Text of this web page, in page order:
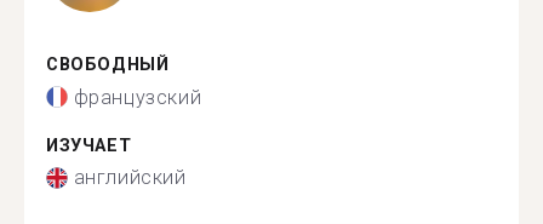
СВОБОДНЫЙ
французский
ИЗУЧАЕТ
английский